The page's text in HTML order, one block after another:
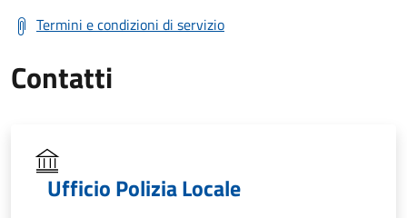
Termini e condizioni di servizio
Contatti
Ufficio Polizia Locale